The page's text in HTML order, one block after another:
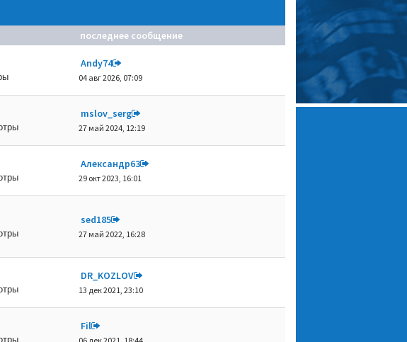
последнее сообщение
Andy74
04 авг 2026, 07:09
mslov_serg
27 май 2024, 12:19
Александр63
29 окт 2023, 16:01
sed185
27 май 2022, 16:28
DR_KOZLOV
13 дек 2021, 23:10
Fil